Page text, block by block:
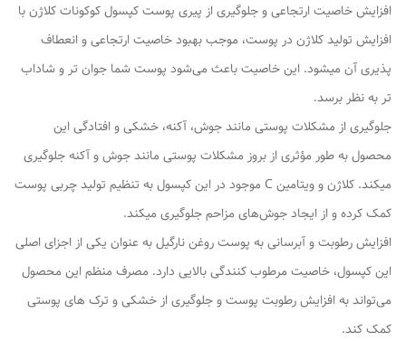
افزایش خاصیت ارتجاعی و جلوگیری از پیری پوست کپسول کوکونات کلاژن با
افزایش تولید کلاژن در پوست، موجب بهبود خاصیت ارتجاعی و انعطاف‌
پذیری آن میشود. این خاصیت باعث می‌شود پوست شما جوان‌ تر و شاداب‌
تر به نظر برسد.
جلوگیری از مشکلات پوستی مانند جوش، آکنه، خشکی و افتادگی این
محصول به طور مؤثری از بروز مشکلات پوستی مانند جوش و آکنه جلوگیری
میکند. کلاژن و ویتامین C موجود در این کپسول به تنظیم تولید چربی پوست
کمک کرده و از ایجاد جوش‌های مزاحم جلوگیری میکند.
افزایش رطوبت و آبرسانی به پوست روغن نارگیل به عنوان یکی از اجزای اصلی
این کپسول، خاصیت مرطوب‌ کنندگی بالایی دارد. مصرف منظم این محصول
می‌تواند به افزایش رطوبت پوست و جلوگیری از خشکی و ترک‌ های پوستی
کمک کند.